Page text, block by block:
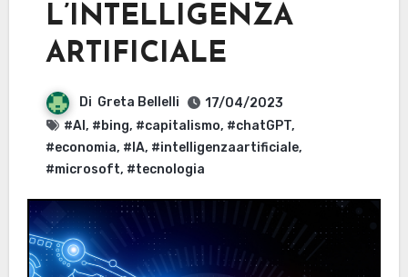
L’INTELLIGENZA
ARTIFICIALE
Di Greta Bellelli
17/04/2023
#AI , #bing, #capitalismo, #chatGPT,
#economia, #IA, #intelligenzaartificiale,
#microsoft, #tecnologia